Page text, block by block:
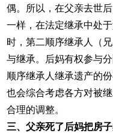
偶。所以，在父亲去世
一样，在法定继承中处
时，第二顺序继承人（
与继承。后妈有权参与
顺序继承人继承遗产的
也会综合考虑各方对被
合理的调整。
三、父亲死了后妈把房